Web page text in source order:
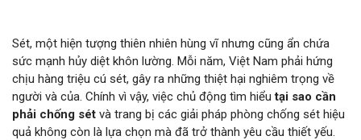
Sét, một hiện tượng thiên nhiên hùng vĩ nhưng cũng ẩn chứa
sức mạnh hủy diệt khôn lường. Mỗi năm, Việt Nam phải hứng
chịu hàng triệu cú sét, gây ra những thiệt hại nghiêm trọng về
người và của. Chính vì vậy, việc chủ động tìm hiểutại sao cần
phải chống sét và trang bị các giải pháp phòng chống sét hiệu
quả không còn là lựa chọn mà đã trở thành yêu cầu thiết yếu.